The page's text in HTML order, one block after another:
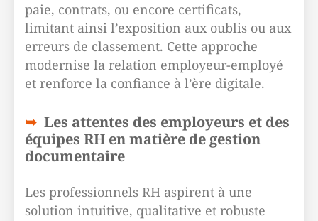
paie, contrats, ou encore certificats,
limitant ainsi l’exposition aux oublis ou aux
erreurs de classement. Cette approche
modernise la relation employeur-employé
et renforce la confiance à l’ère digitale.
Les attentes des employeurs et des
équipes RH en matière de gestion
documentaire
Les professionnels RH aspirent à une
solution intuitive, qualitative et robuste